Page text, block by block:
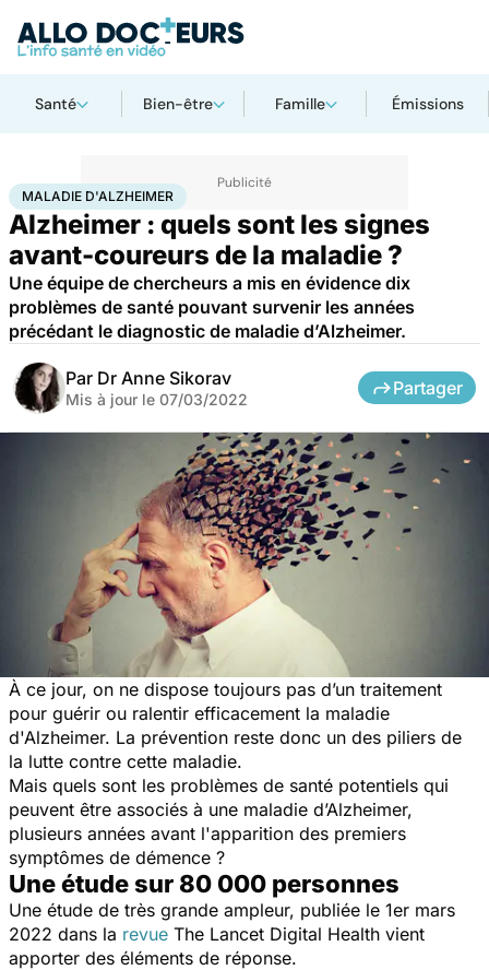
Santé Bien-être Famille Émissions
AccueilSantéMaladiesMaladie d'Alzheimer
MALADIE D'ALZHEIMER
Alzheimer : quels sont les signes
avant-coureurs de la maladie ?
Une équipe de chercheurs a mis en évidence dix
problèmes de santé pouvant survenir les années
précédant le diagnostic de maladie d’Alzheimer.
Par Dr Anne Sikorav
Mis à jour le 07/03/2022
Partager
À ce jour, on ne dispose toujours pas d’un traitement
pour guérir ou ralentir efficacement la maladie
d'Alzheimer. La prévention reste donc un des piliers de
la lutte contre cette maladie.
Mais quels sont les problèmes de santé potentiels qui
peuvent être associés à une maladie d’Alzheimer,
plusieurs années avant l'apparition des premiers
symptômes de démence ?
Une étude sur 80 000 personnes
Une étude de très grande ampleur, publiée le 1er mars
2022 dans la revue The Lancet Digital Health vient
apporter des éléments de réponse.